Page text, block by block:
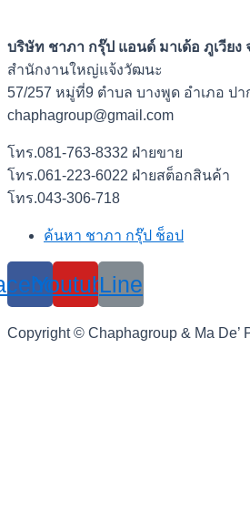
บริษัท ชาภา กรุ๊ป แอนด์ มาเด้อ ภูเวียง
สำนักงานใหญ่แจ้งวัฒนะ
57/257 หมู่ที่9 ตำบล บางพูด อำเภอ ป
chaphagroup@gmail.com
โทร.081-763-8332 ฝ่ายขาย
โทร.061-223-6022 ฝ่ายสต็
โทร.043-306-718
ค้นหา ชาภา กรุ๊ป ช็อป
YoutubeLine
Copyright © Chaphagroup & Ma De’